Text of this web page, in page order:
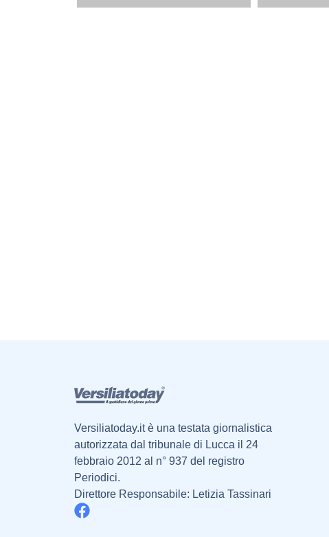
Versiliatoday.it è una testata giornalistica
autorizzata dal tribunale di Lucca il 24
febbraio 2012 al n° 937 del registro
Periodici.
Direttore Responsabile: Letizia Tassinari